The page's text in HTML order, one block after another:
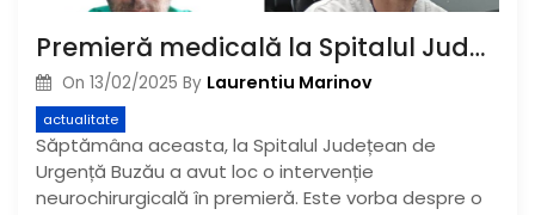
Premieră medicală la Spitalul Județean de Urgență Buzău
On 13/02/2025 By Laurentiu Marinov
actualitate
Săptămâna aceasta, la Spitalul Județean de
Urgență Buzău a avut loc o intervenție
neurochirurgicală în premieră. Este vorba despre o